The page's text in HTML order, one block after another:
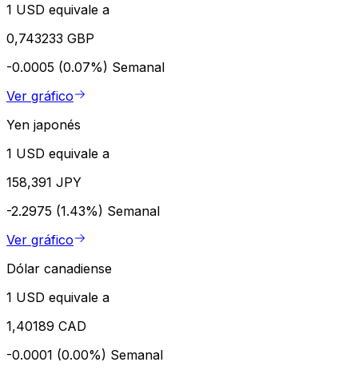
1 USD equivale a
0,743233 GBP
-0.0005 (0.07%) Semanal
Ver gráfico
Yen japonés
1 USD equivale a
158,391 JPY
-2.2975 (1.43%) Semanal
Ver gráfico
Dólar canadiense
1 USD equivale a
1,40189 CAD
-0.0001 (0.00%) Semanal